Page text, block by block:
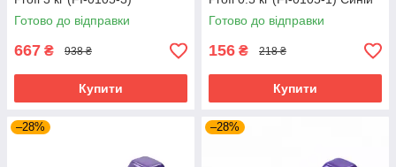
Червоний
Готово до відправки
667 ₴ 938 ₴
Купити
Готово до відправки
156 ₴ 218 ₴
Купити
–28% –28%